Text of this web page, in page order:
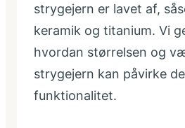
strygejern er lavet af,
keramik og titanium. Vi
hvordan størrelsen og
strygejern kan påvirke
funktionalitet.